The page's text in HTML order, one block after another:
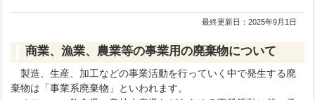
最終更新日：2025年9月1日
商業、漁業、農業等の事業用の廃棄物について
製造、生産、加工などの事業活動を行っていく中で発生する廃
棄物は「事業系廃棄物」といわれます。